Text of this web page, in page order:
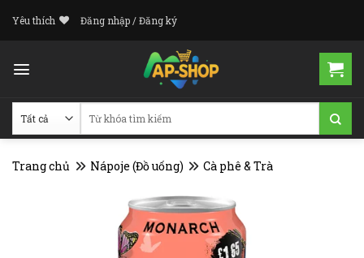
Yêu thích Đăng nhập / Đăng ký
Trang chủ Nápoje (Đồ uống) Cà phê & Trà